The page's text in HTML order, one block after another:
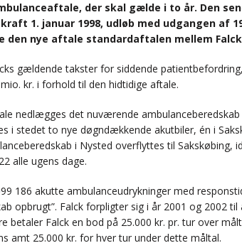
der skal gælde i to år. Den
1. januar 1998, udløb med udgangen af
den nye aftale standardaftalen mellem
gældende takster for siddende
kr. i forhold til den hidtidige aftale.
nedlægges det nuværende
i stedet to nye døgndækkende akutbiler, én i
i Nysted overflyttes til Sakskøbing,
alle ugens dage.
186 akutte ambulanceudrykninger med
opbrugt”. Falck forpligter sig i år 2001 og 2002
betaler Falck en bod på 25.000 kr. pr. tur over
amt 25.000 kr. for hver tur under dette måltal.